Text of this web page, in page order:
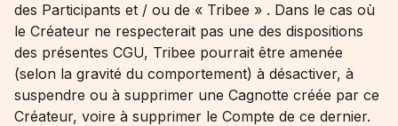
des Participants et / ou de « Tribee » . Dans le cas où
le Créateur ne respecterait pas une des dispositions
des présentes CGU, Tribee pourrait être amenée
(selon la gravité du comportement) à désactiver, à
suspendre ou à supprimer une Cagnotte créée par ce
Créateur, voire à supprimer le Compte de ce dernier.